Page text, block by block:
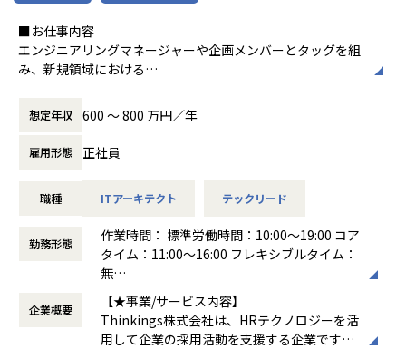
■お仕事内容
エンジニアリングマネージャーや企画メンバーとタッグを組
み、新規領域における
アーキテクチャ設計・開発全般をお任せします。
＜具体的な業務イメージ＞
現在はPoCフェーズのため、技術と顧客課題の両面から「本
を見極める検証開発を行っています。企画と開発が一体とな
「顧客にどんな新しいソリューションを提供できるか」を技
術・ビジネスの両面からアプローチしていただきます。
▼新規領域におけるアーキテクチャ設計・技術選定
フロントエンド、バックエンド、インフラ、LLMモデル選定
など、サービス化を見据えたゼロベースからの土台作りと技
想定年収 600 〜 800 万円／年
雇用形態 正社員
職種 ITアーキテクト テックリード
勤務形態
作業時間： 標準労働時間：10:00～19:00 コア
タイム：11:00～16:00 フレキシブルタイム：
無
働き方：
フレックス制（コアタイムあり）
時間外労働の有無： 有（月平均15時間）
休憩時間： 60分
企業概要
【★事業/サービス内容】
Thinkings株式会社は、HRテクノロジーを活
用して企業の採用活動を支援する企業です。